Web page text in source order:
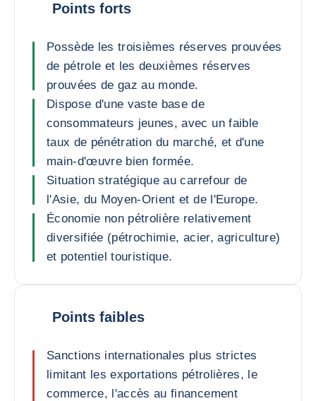
Points forts
Possède les troisièmes réserves prouvées
de pétrole et les deuxièmes réserves
prouvées de gaz au monde.
Dispose d'une vaste base de
consommateurs jeunes, avec un faible
taux de pénétration du marché, et d'une
main-d'œuvre bien formée.
Situation stratégique au carrefour de
l'Asie, du Moyen-Orient et de l'Europe.
Économie non pétrolière relativement
diversifiée (pétrochimie, acier, agriculture)
et potentiel touristique.
Points faibles
Sanctions internationales plus strictes
limitant les exportations pétrolières, le
commerce, l'accès au financement